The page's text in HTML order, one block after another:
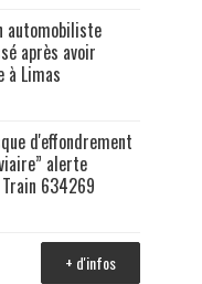
automobiliste
après avoir
à Limas
d'effondrement
alerte
634269
+ d'infos